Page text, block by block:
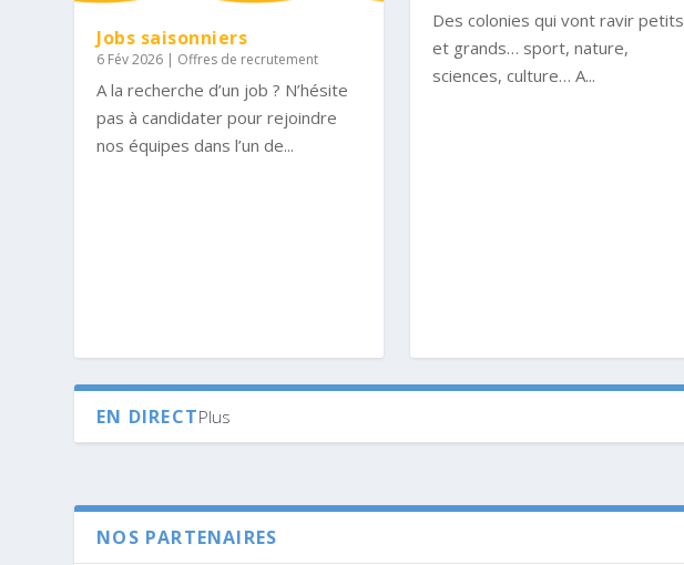
Jobs saisonniers
6 Fév 2026 | Offres de recrutement
A la recherche d’un job ? N’hésite
pas à candidater pour rejoindre
nos équipes dans l’un de...
Des colonies qui vont ravir petits
et grands… sport, nature,
sciences, culture… A...
EN DIRECTPlus
NOS PARTENAIRES